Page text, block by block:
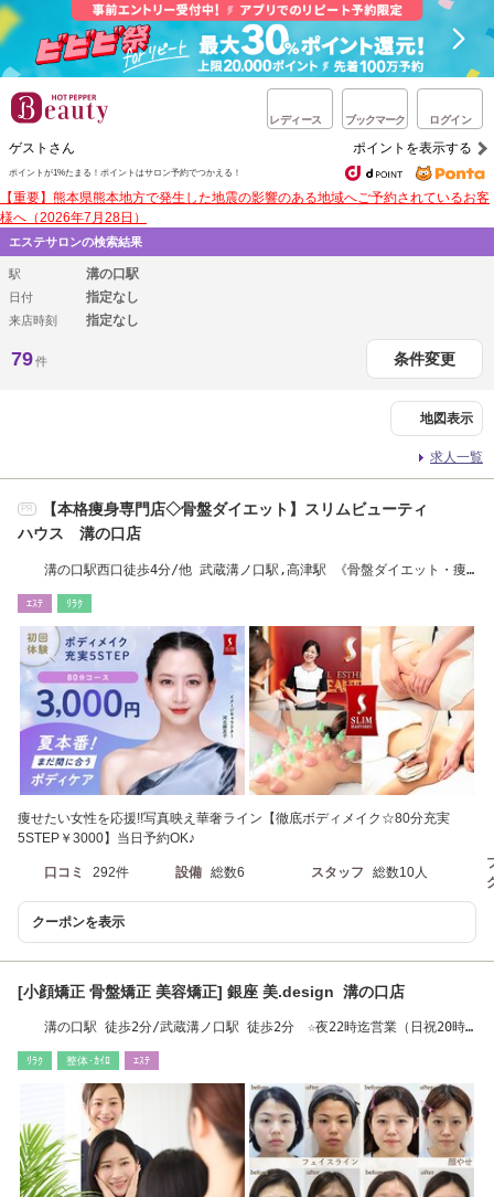
レディース ブックマーク ログイン
ゲストさん ポイントを表示する
ポイントが1%たまる！ ポイントはサロン予約でつかえる！
【重要】熊本県熊本地方で発生した地震の影響のある地域へご予約されているお客
様へ（2026年7月28日）
エステサロンの検索結果
駅 溝の口駅
日付 指定なし
来店時刻 指定なし
79件 条件変更
地図表示
求人一覧
PR
【本格痩身専門店◇骨盤ダイエット】スリムビューティ
ハウス 溝の口店
溝の口駅西口徒歩4分/他 武蔵溝ノ口駅,高津駅 《骨盤ダイエット・痩
ｴｽﾃ ﾘﾗｸ
痩せたい女性を応援!!写真映え華奢ライン【徹底ボディメイク☆80分充実
5STEP￥3000】当日予約OK♪
口コミ 292件 設備 総数6 スタッフ 総数10人
クーポンを表示
[小顔矯正 骨盤矯正 美容矯正] 銀座 美.design 溝の口店
溝の口駅 徒歩2分/武蔵溝ノ口駅 徒歩2分 ☆夜22時迄営業（日祝20時
ﾘﾗｸ 整体･ｶｲﾛ ｴｽﾃ